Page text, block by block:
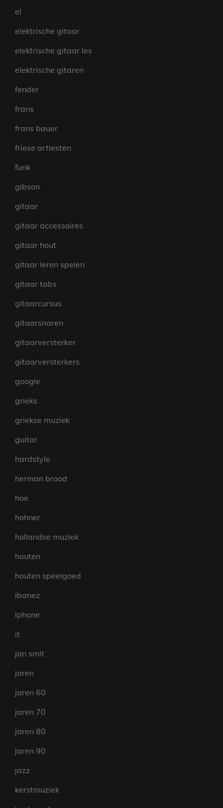
el
elektrische gitaar
elektrische gitaar les
elektrische gitaren
fender
frans
frans bauer
friese artiesten
funk
gibson
gitaar
gitaar accessoires
gitaar hout
gitaar leren spelen
gitaar tabs
gitaarcursus
gitaarsnaren
gitaarversterker
gitaarversterkers
google
grieks
griekse muziek
guitar
hardstyle
herman brood
hoe
hohner
hollandse muziek
houten
houten speelgoed
ibanez
iphone
it
jan smit
jaren
jaren 60
jaren 70
jaren 80
jaren 90
jazz
kerstmuziek